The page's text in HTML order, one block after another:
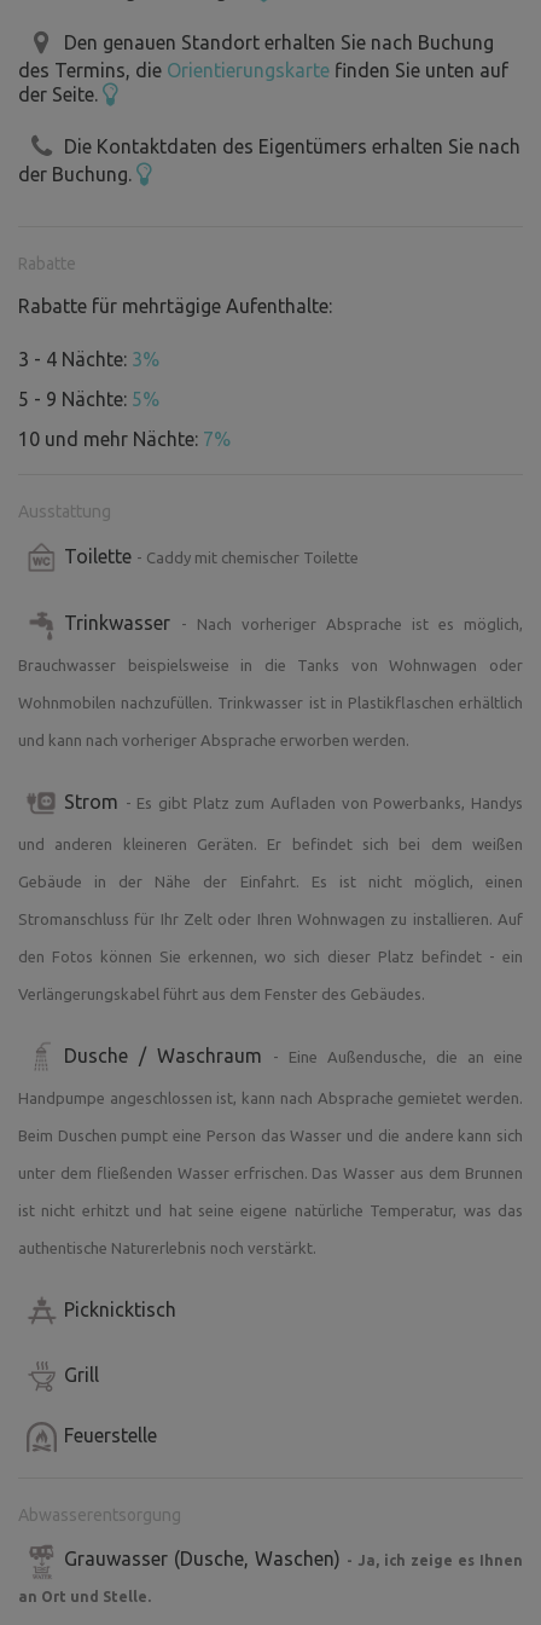
In der Nähe des Ortes befinden sich:
Hluboká nad Vltavou.........................33 km – wohl das
schönste Schloss in Tschechien
Třeboň..................................................28 km – Schwarzenberger
Grabstätte, „Weg um die Welt“
Římov....................................................16 km – Passionsweg
Borovany..............................................8 km – Sommerbad
Jan-Žižka-denkmal aus Trocnov......7 km – neu errichtetes
Freilichtmuseum
Buškův Hamr.......................................5 km
der Unterkunft aus.... :)
Einige der genannten Ausflugsziele können Sie sich in
einem kurzen Video ansehen, das Sie neben dem Foto des
Grundstücks finden.
Den genauen Standort erhalten Sie nach Buchung
des Termins, die Orientierungskarte finden Sie unten auf
der Seite.
Die Kontaktdaten des Eigentümers erhalten Sie nach
der Buchung.
Rabatte
Rabatte für mehrtägige Aufenthalte:
3 - 4 Nächte: 3%
5 - 9 Nächte: 5%
10 und mehr Nächte: 7%
Ausstattung
Toilette - Caddy mit chemischer Toilette
Trinkwasser - Nach vorheriger Absprache ist es möglich,
Brauchwasser beispielsweise in die Tanks von Wohnwagen oder
Wohnmobilen nachzufüllen. Trinkwasser ist in Plastikflaschen erhältlich
und kann nach vorheriger Absprache erworben werden.
Strom - Es gibt Platz zum Aufladen von Powerbanks, Handys
und anderen kleineren Geräten. Er befindet sich bei dem weißen
Gebäude in der Nähe der Einfahrt. Es ist nicht möglich, einen
Stromanschluss für Ihr Zelt oder Ihren Wohnwagen zu installieren. Auf
den Fotos können Sie erkennen, wo sich dieser Platz befindet - ein
Verlängerungskabel führt aus dem Fenster des Gebäudes.
Dusche / Waschraum - Eine Außendusche, die an eine
Handpumpe angeschlossen ist, kann nach Absprache gemietet werden.
Beim Duschen pumpt eine Person das Wasser und die andere kann sich
unter dem fließenden Wasser erfrischen. Das Wasser aus dem Brunnen
ist nicht erhitzt und hat seine eigene natürliche Temperatur, was das
authentische Naturerlebnis noch verstärkt.
Picknicktisch
Grill
Feuerstelle
Abwasserentsorgung
Grauwasser (Dusche, Waschen) - Ja, ich zeige es Ihnen
an Ort und Stelle.